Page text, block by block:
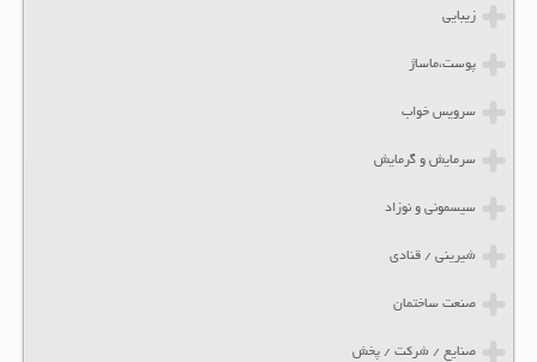
زیبایی
پوست،ماساژ
سرویس خواب
سرمایش و گرمایش
سیسمونی و نوزاد
شیرینی / قنادی
صنعت ساختمان
صنایع / شرکت / پخش